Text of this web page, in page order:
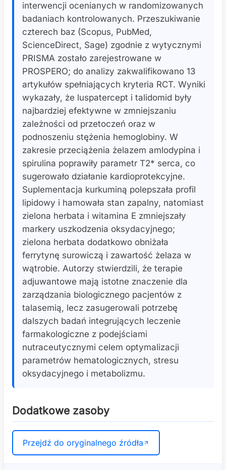
interwencji ocenianych w randomizowanych
badaniach kontrolowanych. Przeszukiwanie
czterech baz (Scopus, PubMed,
ScienceDirect, Sage) zgodnie z wytycznymi
PRISMA zostało zarejestrowane w
PROSPERO; do analizy zakwalifikowano 13
artykułów spełniających kryteria RCT. Wyniki
wykazały, że luspatercept i talidomid były
najbardziej efektywne w zmniejszaniu
zależności od przetoczeń oraz w
podnoszeniu stężenia hemoglobiny. W
zakresie przeciążenia żelazem amlodypina i
spirulina poprawiły parametr T2* serca, co
sugerowało działanie kardioprotekcyjne.
Suplementacja kurkuminą polepszała profil
lipidowy i hamowała stan zapalny, natomiast
zielona herbata i witamina E zmniejszały
markery uszkodzenia oksydacyjnego;
zielona herbata dodatkowo obniżała
ferrytynę surowiczą i zawartość żelaza w
wątrobie. Autorzy stwierdzili, że terapie
adjuwantowe mają istotne znaczenie dla
zarządzania biologicznego pacjentów z
talasemią, lecz zasugerowali potrzebę
dalszych badań integrujących leczenie
farmakologiczne z podejściami
nutraceutycznymi celem optymalizacji
parametrów hematologicznych, stresu
oksydacyjnego i metabolizmu.
Dodatkowe zasoby
Przejdź do oryginalnego źródła